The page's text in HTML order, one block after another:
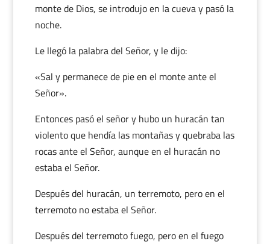
monte de Dios, se introdujo en la cueva y pasó la
noche.
Le llegó la palabra del Señor, y le dijo:
«Sal y permanece de pie en el monte ante el
Señor».
Entonces pasó el señor y hubo un huracán tan
violento que hendía las montañas y quebraba las
rocas ante el Señor, aunque en el huracán no
estaba el Señor.
Después del huracán, un terremoto, pero en el
terremoto no estaba el Señor.
Después del terremoto fuego, pero en el fuego